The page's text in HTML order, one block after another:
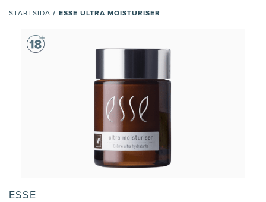
STARTSIDA / ESSE ULTRA MOISTURISER
ESSE